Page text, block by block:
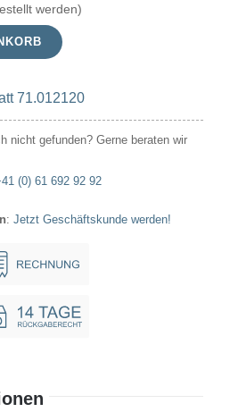
werden)
71.012120
nicht gefunden? Gerne beraten wir
(0) 61 692 92 92
: Jetzt Geschäftskunde werden!